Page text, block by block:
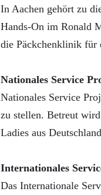
In Aachen gehört zu
Hands-On im Ronald
die Päckchenklinik für
Nationales Service
Nationales Service
zu stellen. Betreut
Ladies aus
Internationales
Das Internationale